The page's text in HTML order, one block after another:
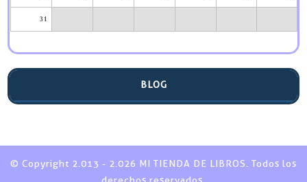
31
BLOG
© Copyright 2.013 - 2.026 MI TIENDA DE LIBROS. Todos los